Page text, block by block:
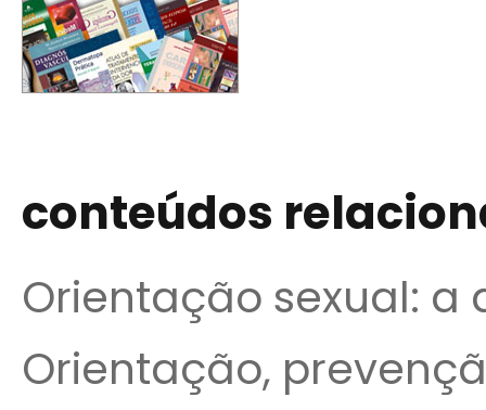
conteúdos
Orientação sexual:
Orientação,